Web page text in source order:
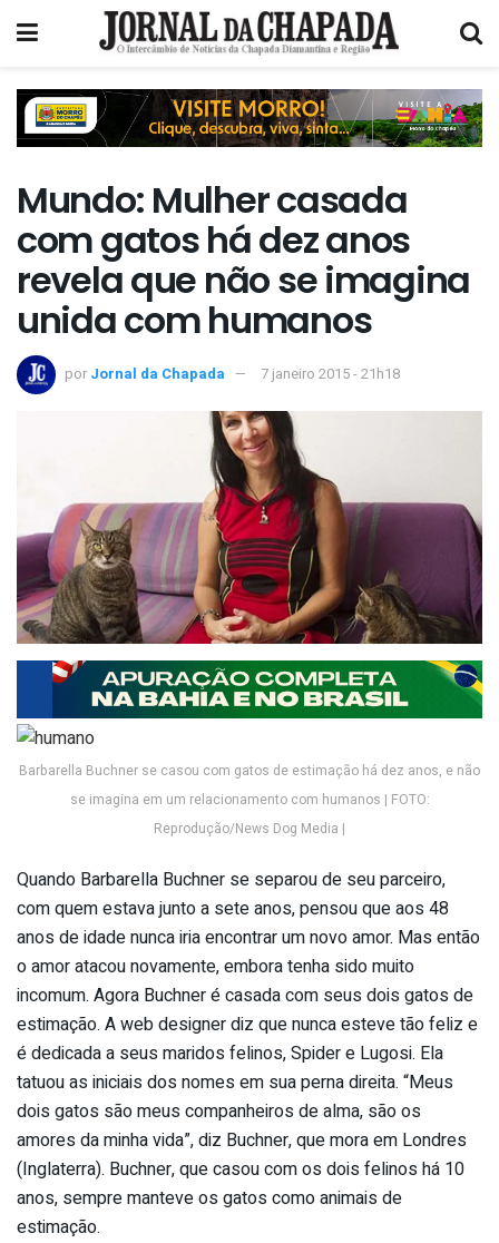
Mundo: Mulher casada
com gatos há dez anos
revela que não se imagina
unida com humanos
por Jornal da Chapada 7 janeiro 2015 - 21h18
Barbarella Buchner se casou com gatos de estimação há dez anos, e não
se imagina em um relacionamento com humanos | FOTO:
Reprodução/News Dog Media |
Quando Barbarella Buchner se separou de seu parceiro,
com quem estava junto a sete anos, pensou que aos 48
anos de idade nunca iria encontrar um novo amor. Mas então
o amor atacou novamente, embora tenha sido muito
incomum. Agora Buchner é casada com seus dois gatos de
estimação. A web designer diz que nunca esteve tão feliz e
é dedicada a seus maridos felinos, Spider e Lugosi. Ela
tatuou as iniciais dos nomes em sua perna direita. “Meus
dois gatos são meus companheiros de alma, são os
amores da minha vida”, diz Buchner, que mora em Londres
(Inglaterra). Buchner, que casou com os dois felinos há 10
anos, sempre manteve os gatos como animais de
estimação.